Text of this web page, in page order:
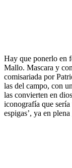
Hay que ponerlo en
Mallo. Mascara y
comisariada por
las del campo, con
las convierten en
iconografía que
espigas’, ya en